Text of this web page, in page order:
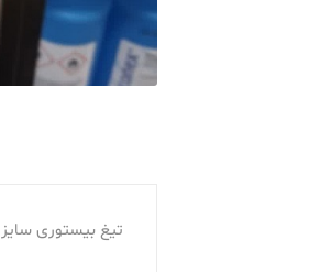
تیغ بیستوری سایز 10 موریس